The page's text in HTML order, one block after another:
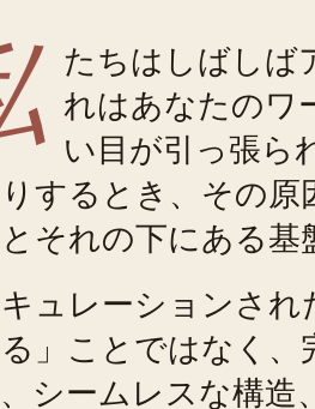
たちはしばしば
れはあなたのワ
い目が引っ張ら
するとき、その原
それの下にある基
ュレーションされ
」ことではなく、
シームレスな構造